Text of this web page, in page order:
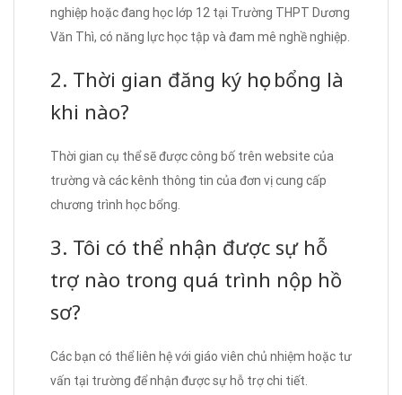
nghiệp hoặc đang học lớp 12 tại Trường THPT Dương
Văn Thì, có năng lực học tập và đam mê nghề nghiệp.
2. Thời gian đăng ký học bổng là
khi nào?
Thời gian cụ thể sẽ được công bố trên website của
trường và các kênh thông tin của đơn vị cung cấp
chương trình học bổng.
3. Tôi có thể nhận được sự hỗ
trợ nào trong quá trình nộp hồ
sơ?
Các bạn có thể liên hệ với giáo viên chủ nhiệm hoặc tư
vấn tại trường để nhận được sự hỗ trợ chi tiết.